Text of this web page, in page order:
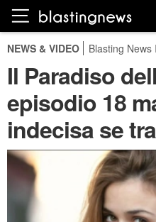
NEWS & VIDEO Blasting News
Il Paradiso
episodio 18
indecisa se